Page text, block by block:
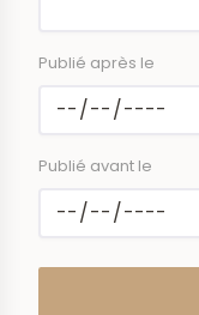
Publié après le
Publié avant le